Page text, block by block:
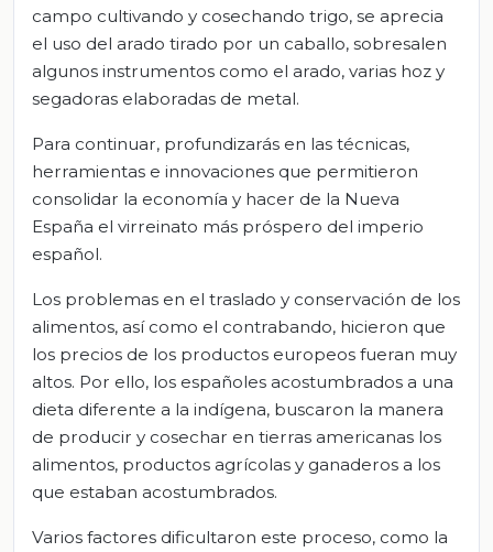
campo cultivando y cosechando trigo, se aprecia
el uso del arado tirado por un caballo, sobresalen
algunos instrumentos como el arado, varias hoz y
segadoras elaboradas de metal.
Para continuar, profundizarás en las técnicas,
herramientas e innovaciones que permitieron
consolidar la economía y hacer de la Nueva
España el virreinato más próspero del imperio
español.
Los problemas en el traslado y conservación de los
alimentos, así como el contrabando, hicieron que
los precios de los productos europeos fueran muy
altos. Por ello, los españoles acostumbrados a una
dieta diferente a la indígena, buscaron la manera
de producir y cosechar en tierras americanas los
alimentos, productos agrícolas y ganaderos a los
que estaban acostumbrados.
Varios factores dificultaron este proceso, como la